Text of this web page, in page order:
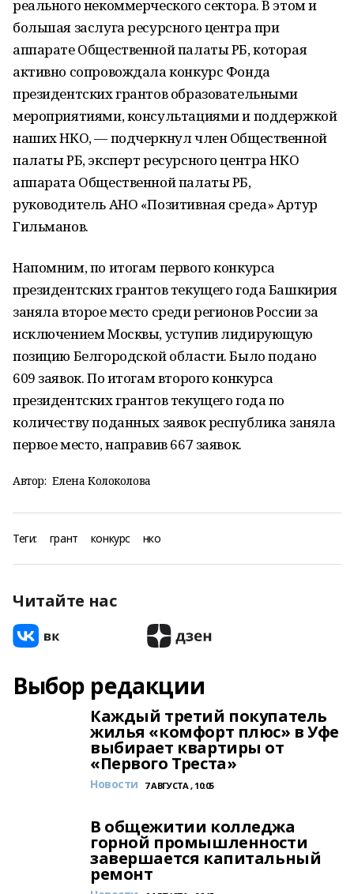
реального некоммерческого сектора. В этом и
большая заслуга ресурсного центра при
аппарате Общественной палаты РБ, которая
активно сопровождала конкурс Фонда
президентских грантов образовательными
мероприятиями, консультациями и поддержкой
наших НКО, — подчеркнул член Общественной
палаты РБ, эксперт ресурсного центра НКО
аппарата Общественной палаты РБ,
руководитель АНО «Позитивная среда» Артур
Гильманов.
Напомним, по итогам первого конкурса
президентских грантов текущего года Башкирия
заняла второе место среди регионов России за
исключением Москвы, уступив лидирующую
позицию Белгородской области. Было подано
609 заявок. По итогам второго конкурса
президентских грантов текущего года по
количеству поданных заявок республика заняла
первое место, направив 667 заявок.
Автор: Елена Колоколова
Теги: грант конкурс нко
Читайте нас
Выбор редакции
Каждый третий покупатель
жилья «комфорт плюс» в Уфе
выбирает квартиры от
«Первого Треста»
Новости 7 АВГУСТА , 10:05
В общежитии колледжа
горной промышленности
завершается капитальный
ремонт